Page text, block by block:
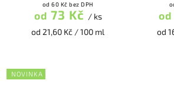
od 60 Kč bez DPH
od 73 Kč / ks
od 21,60 Kč / 100 ml
od
od
NOVINKA